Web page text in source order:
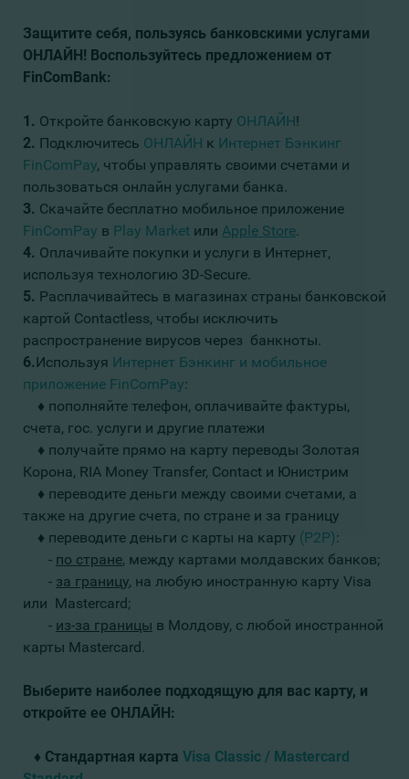
Защитите себя, пользуясь банковскими услугами
ОНЛАЙН! Воспользуйтесь предложением от
FinComBank:
1. Откройте банковскую карту ОНЛАЙН!
2. Подключитесь ОНЛАЙН к Интернет Бэнкинг
FinComPay, чтобы управлять своими счетами и
пользоваться онлайн услугами банка.
3. Скачайте бесплатно мобильное приложение
FinComPay в Play Market или Apple Store.
4. Оплачивайте покупки и услуги в Интернет,
используя технологию 3D-Secure.
5. Расплачивайтесь в магазинах страны банковской
картой Contactless, чтобы исключить
распространение вирусов через банкноты.
6.Используя Интернет Бэнкинг и мобильное
приложение FinComPay:
♦ пополняйте телефон, оплачивайте фактуры,
счета, гос. услуги и другие платежи
♦ получайте прямо на карту переводы Золотая
Корона, RIA Money Transfer, Contact и Юнистрим
♦ переводите деньги между своими счетами, а
также на другие счета, по стране и за границу
♦ переводите деньги с карты на карту (Р2Р):
- по стране, между картами молдавских банков;
- за границу, на любую иностранную карту Visa
или Mastercard;
- из-за границы в Молдову, с любой иностранной
карты Mastercard.
Выберите наиболее подходящую для вас карту, и
откройте ее ОНЛАЙН:
♦ Стандартная карта Visa Classic / Mastercard